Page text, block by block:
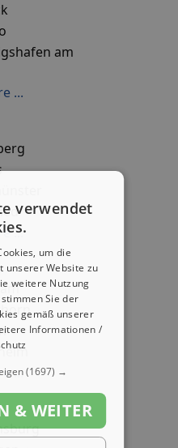
am
...
...
...
verwendet
um die
unserer Website zu
weitere Nutzung
Sie der
gemäß unserer
Informationen /
(1697) →
& WEITER